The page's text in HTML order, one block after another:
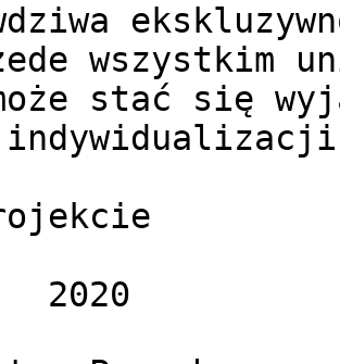
wszystkim
stać się